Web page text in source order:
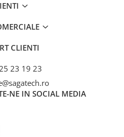
CLIENTI
23 19 23
NE IN SOCIAL MEDIA